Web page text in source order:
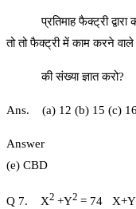
प्रतिमाह फैक्ट्री द्वारा
तो तो फैक्ट्री में काम करने
की संख्या ज्ञात करो?
Ans. (a) 12 (b) 15 (c)
Answer
(e) CBD
Q 7. X2 +Y2 = 74 X+Y